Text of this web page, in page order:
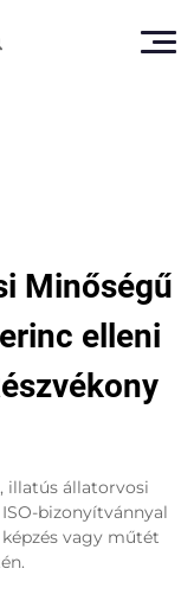
Minőségű
elleni
illatús állatorvosi
bizonyítvánnyal
vagy műtét